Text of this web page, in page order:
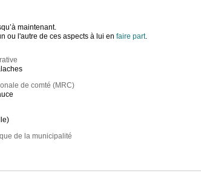
maintenant.
ou l'autre de ces aspects à lui en faire part.
de comté (MRC)
de la municipalité